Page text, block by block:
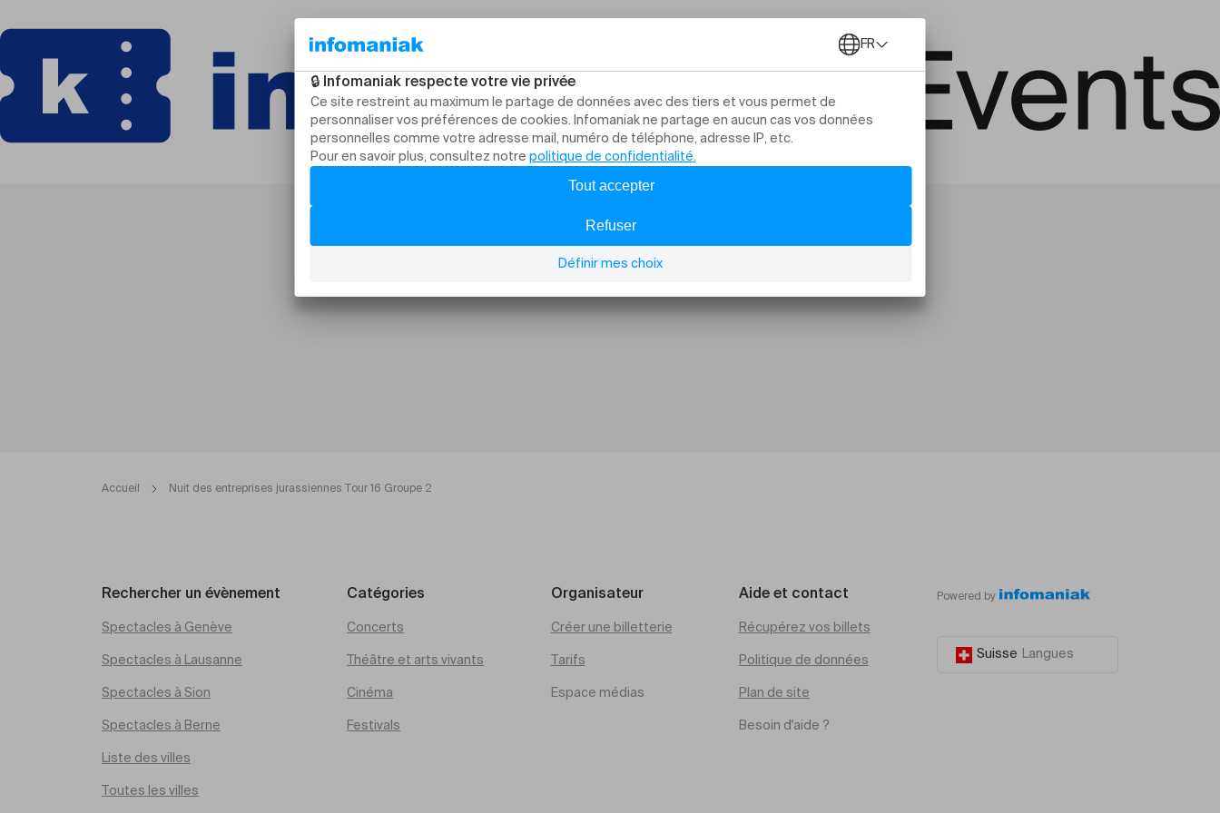
Accueil Nuit des entreprises jurassiennes Tour 16 Groupe 2
Rechercher un évènement
Spectacles à Genève
Spectacles à Lausanne
Spectacles à Sion
Spectacles à Berne
Liste des villes
Toutes les villes
Catégories
Concerts
Théâtre et arts vivants
Cinéma
Festivals
Organisateur
Créer une billetterie
Tarifs
Espace médias
Aide et contact
Récupérez vos billets
Politique de données
Plan de site
Besoin d'aide ?
Powered by
Suisse Langues